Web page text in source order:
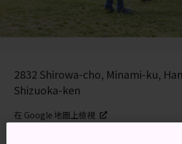
2832 Shirowa-cho, Minami-ku,
Shizuoka-ken
在 Google 地圖上檢視